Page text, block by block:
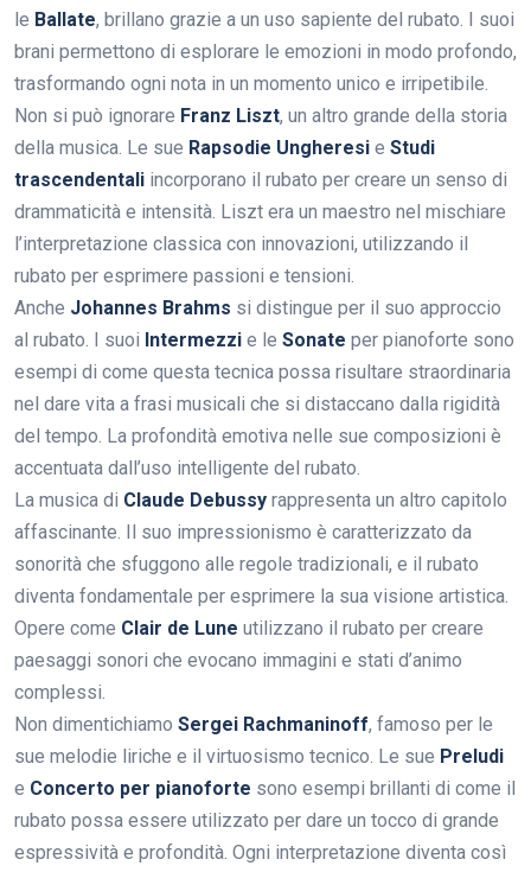
le Ballate, brillano grazie a un uso sapiente del rubato. I suoi
brani permettono di esplorare le emozioni in modo profondo,
trasformando ogni nota in un momento unico e irripetibile.
Non si può ignorare Franz Liszt, un altro grande della storia
della musica. Le sue Rapsodie Ungheresi e Studi
trascendentali incorporano il rubato per creare un senso di
drammaticità e intensità. Liszt era un maestro nel mischiare
l’interpretazione classica con innovazioni, utilizzando il
rubato per esprimere passioni e tensioni.
Anche Johannes Brahms si distingue per il suo approccio
al rubato. I suoi Intermezzi e le Sonate per pianoforte sono
esempi di come questa tecnica possa risultare straordinaria
nel dare vita a frasi musicali che si distaccano dalla rigidità
del tempo. La profondità emotiva nelle sue composizioni è
accentuata dall’uso intelligente del rubato.
La musica di Claude Debussy rappresenta un altro capitolo
affascinante. Il suo impressionismo è caratterizzato da
sonorità che sfuggono alle regole tradizionali, e il rubato
diventa fondamentale per esprimere la sua visione artistica.
Opere come Clair de Lune utilizzano il rubato per creare
paesaggi sonori che evocano immagini e stati d’animo
complessi.
Non dimentichiamo Sergei Rachmaninoff, famoso per le
sue melodie liriche e il virtuosismo tecnico. Le sue Preludi
e Concerto per pianoforte sono esempi brillanti di come il
rubato possa essere utilizzato per dare un tocco di grande
espressività e profondità. Ogni interpretazione diventa così